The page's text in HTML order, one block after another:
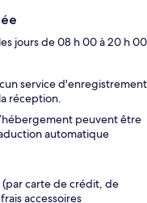
jours de 08 h 00 à 20 h 00
service d'enregistrement
réception.
peuvent être
automatique
carte de crédit, de
accessoires